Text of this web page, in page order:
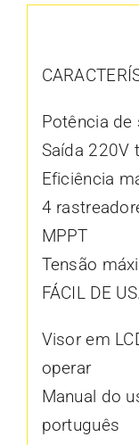
Potência de
Saída 220V
Eficiência
4
MPPT
Tensão
FÁCIL DE
Visor em
operar
Manual do
português